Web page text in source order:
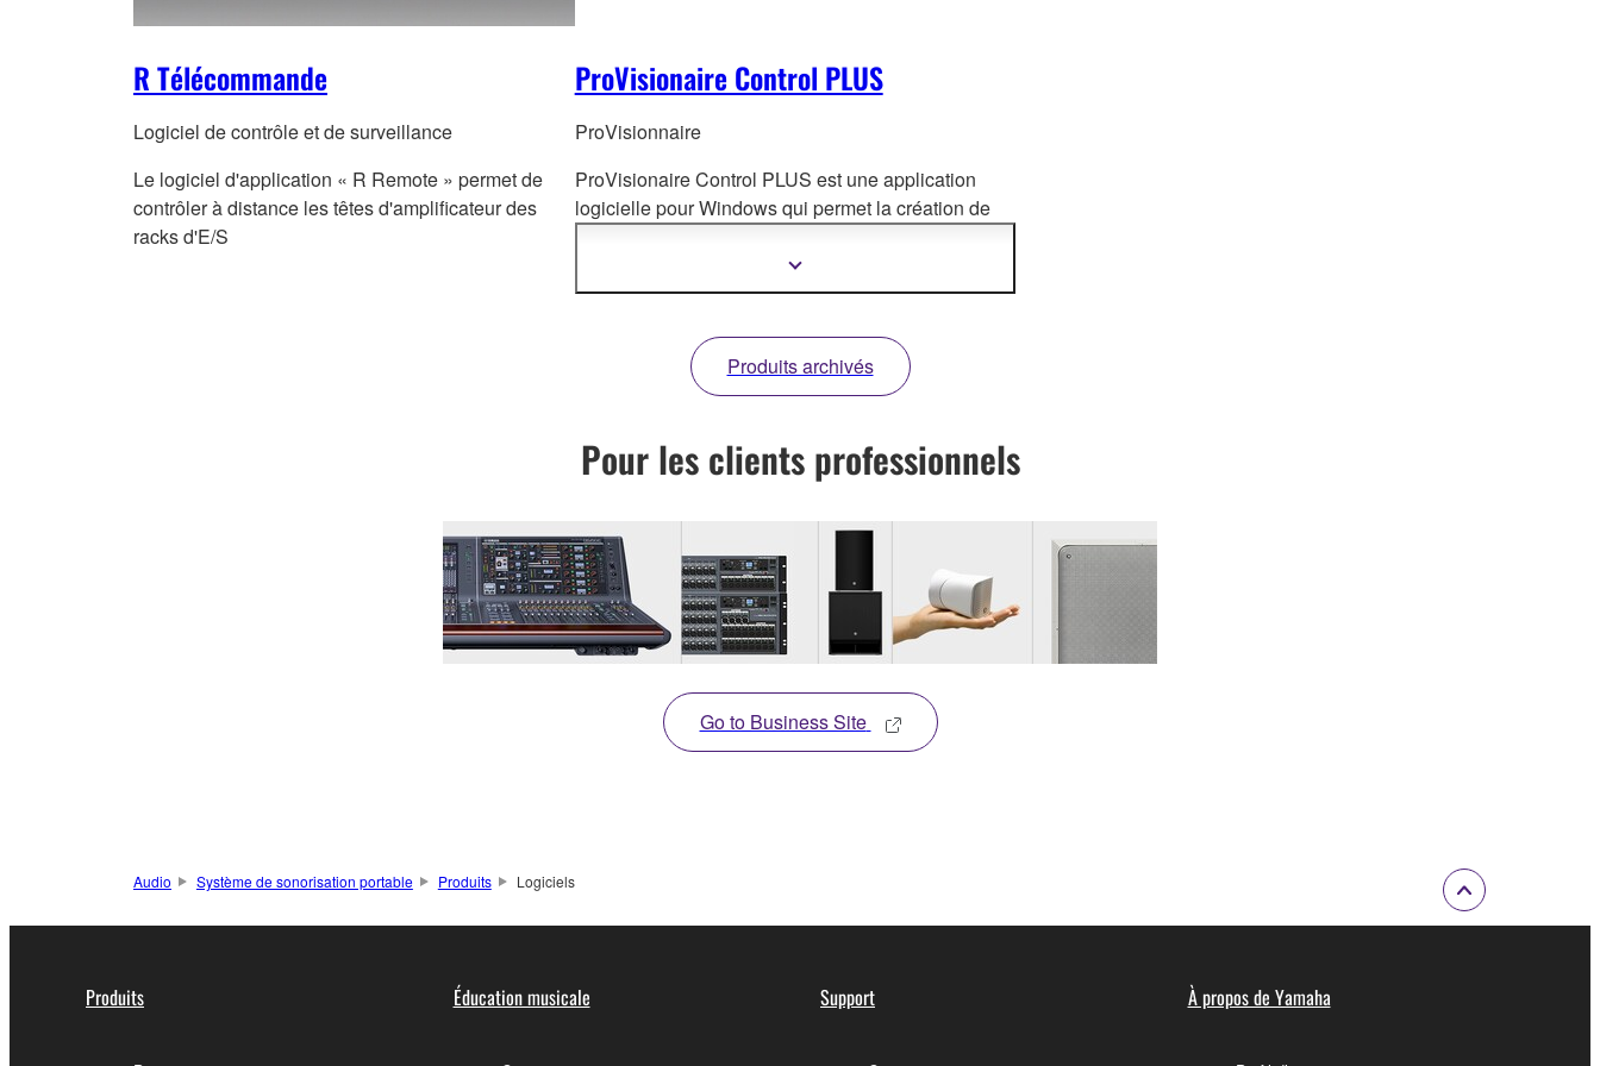
R Télécommande
Logiciel de contrôle et de surveillance
Le logiciel d'application « R Remote » permet de
contrôler à distance les têtes d'amplificateur des
racks d'E/S
ProVisionaire Control PLUS
ProVisionnaire
ProVisionaire Control PLUS est une application
logicielle pour Windows qui permetla création de
Afficher
Produits archivés
Pour les clients professionnels
Go to Business Site
Audio Système de sonorisation portable Produits Logiciels
Produits Éducation musicale Support À propos de Yamaha